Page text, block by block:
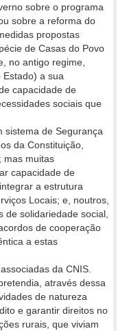
sobre o programa
sobre a reforma do
propostas
de Casas do Povo
no antigo regime,
a sua
capacidade de
sociais que
sistema de Segurança
da Constituição,
mas muitas
capacidade de
a estrutura
Locais; e, noutros,
de solidariedade social,
de cooperação
a estas
da CNIS.
através dessa
de natureza
e garantir direitos no
rurais, que viviam